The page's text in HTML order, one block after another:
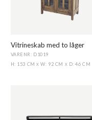
Vitrineskab med to låger
VARENR: D1019
H: 153 CMX W: 92 CM X D: 46 CM